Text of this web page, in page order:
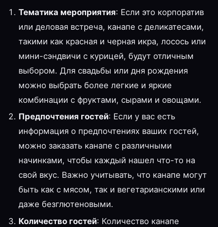
Тематика мероприятия: Если это корпоратив
или деловая встреча, канапе с деликатесами,
такими как красная и черная икра, лосось или
мини-сэндвичи с курицей, будут отличным
выбором. Для свадьбы или дня рождения
можно выбрать более легкие и яркие
комбинации с фруктами, сырами и овощами.
Предпочтения гостей: Если у вас есть
информация о предпочтениях ваших гостей,
можно заказать канапе с различными
начинками, чтобы каждый нашел что-то на
свой вкус. Важно учитывать, что канапе могут
быть как с мясом, так и вегетарианскими или
даже безглютеновыми.
Количество гостей: Количество канапе